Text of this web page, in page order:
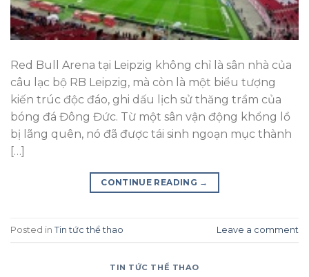
Red Bull Arena tại Leipzig không chỉ là sân nhà của
câu lạc bộ RB Leipzig, mà còn là một biểu tượng
kiến trúc độc đáo, ghi dấu lịch sử thăng trầm của
bóng đá Đông Đức. Từ một sân vận động khổng lồ
bị lãng quên, nó đã được tái sinh ngoạn mục thành
[…]
CONTINUE READING →
Posted in Tin tức thể thao Leave a comment
TIN TỨC THỂ THAO